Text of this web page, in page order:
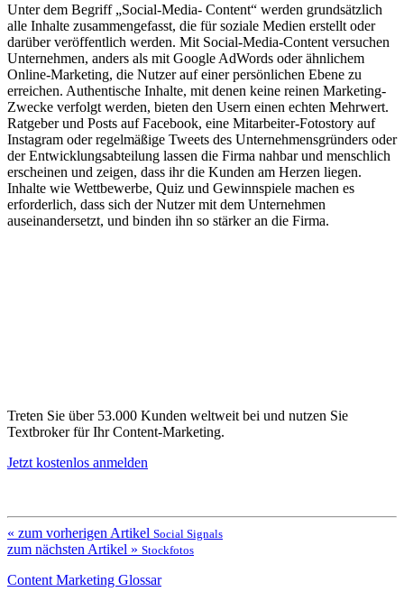
Unter dem Begriff „Social-Media- Content“ werden grundsätzlich
alle Inhalte zusammengefasst, die für soziale Medien erstellt oder
darüber veröffentlich werden. Mit Social-Media-Content versuchen
Unternehmen, anders als mit Google AdWords oder ähnlichem
Online-Marketing, die Nutzer auf einer persönlichen Ebene zu
erreichen. Authentische Inhalte, mit denen keine reinen Marketing-
Zwecke verfolgt werden, bieten den Usern einen echten Mehrwert.
Ratgeber und Posts auf Facebook, eine Mitarbeiter-Fotostory auf
Instagram oder regelmäßige Tweets des Unternehmensgründers oder
der Entwicklungsabteilung lassen die Firma nahbar und menschlich
erscheinen und zeigen, dass ihr die Kunden am Herzen liegen.
Inhalte wie Wettbewerbe, Quiz und Gewinnspiele machen es
erforderlich, dass sich der Nutzer mit dem Unternehmen
auseinandersetzt, und binden ihn so stärker an die Firma.
Treten Sie über 53.000 Kunden weltweit bei und nutzen Sie
Textbroker für Ihr Content-Marketing.
Jetzt kostenlos anmelden
« zum vorherigen Artikel Social Signals
zum nächsten Artikel » Stockfotos
Content Marketing Glossar